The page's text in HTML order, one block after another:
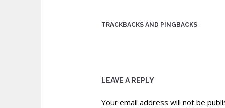
TRACKBACKS AND PINGBACKS
LEAVE A REPLY
Your email address will not be